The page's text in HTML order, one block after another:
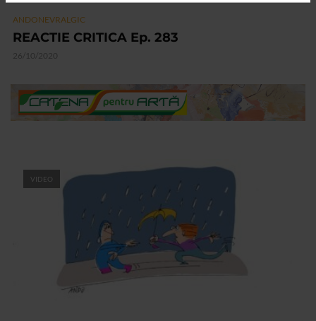
ANDONEVRALGIC
REACTIE CRITICA Ep. 283
26/10/2020
VIDEO